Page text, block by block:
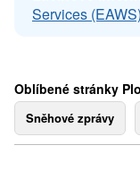
Services (EAWS)
Oblíbené stránky
Sněhové zprávy